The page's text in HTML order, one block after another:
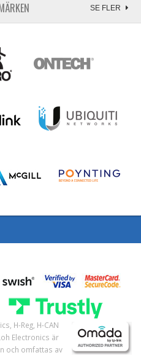
SE FLER
H-Reg, H-CAN
Electronics är
och omfattas av